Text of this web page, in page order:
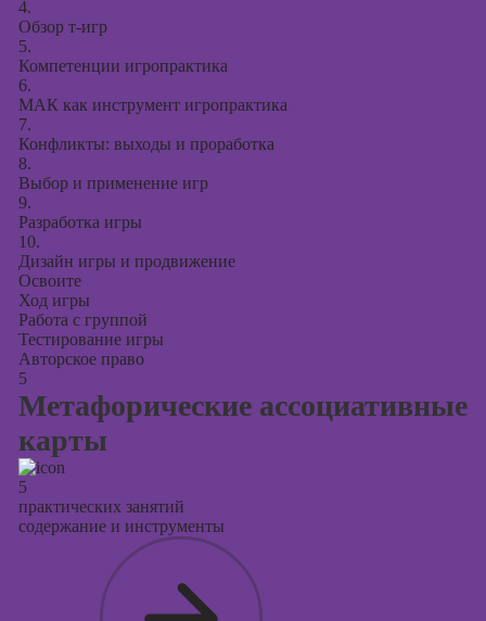
4.
Обзор т-игр
5.
Компетенции игропрактика
6.
МАК как инструмент игропрактика
7.
Конфликты: выходы и проработка
8.
Выбор и применение игр
9.
Разработка игры
10.
Дизайн игры и продвижение
Освоите
Ход игры
Работа с группой
Тестирование игры
Авторское право
5
Метафорические ассоциативные
карты
5
практических занятий
содержание и инструменты